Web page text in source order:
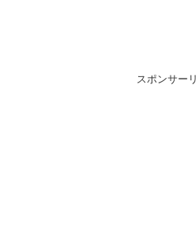
スポンサー